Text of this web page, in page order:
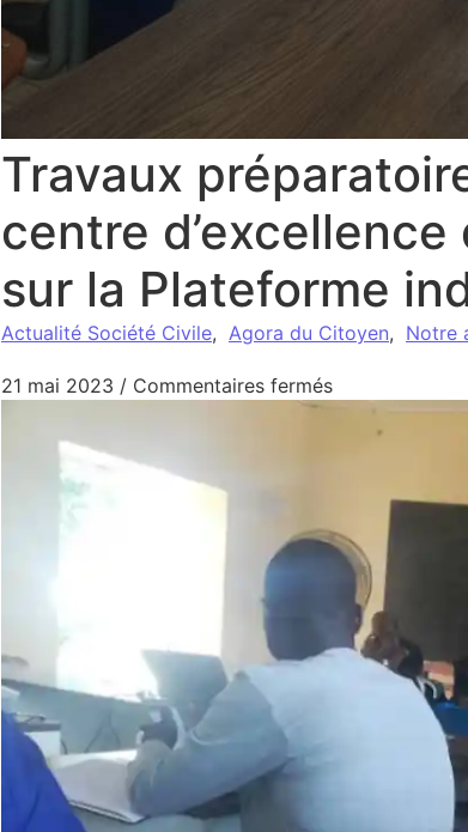
Travaux
centre
sur la Plateforme
Actualité Société Civile, Agora du Citoyen, Notre
21 mai 2023 / Commentaires ferméssur Travaux